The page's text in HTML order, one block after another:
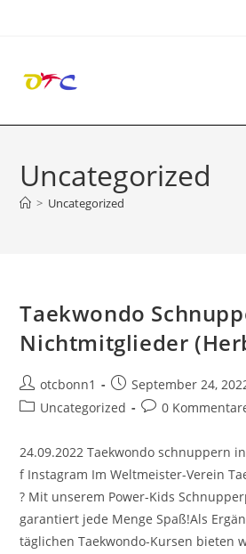
Uncategorized
> Uncategorized
Taekwondo
Nichtmitglieder
Beitrags-
Autor:
otcbonn1
Beitrag
veröffentlicht:
September 24,
Beitrags-
Uncategorized
Beitrags-
0
24.09.2022 Taekwondo schnuppern
f Instagram Im Weltmeister-Verein
? Mit unserem Power-Kids
garantiert jede Menge Spaß!Als
täglichen Taekwondo-Kursen bieten